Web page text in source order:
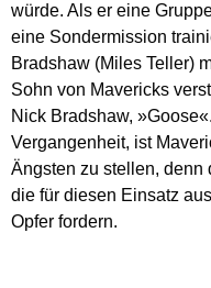
würde. Als er eine
eine Sondermission
Bradshaw (Miles Teller)
Sohn von Mavericks
Nick Bradshaw,
Vergangenheit, ist
Ängsten zu stellen,
die für diesen Einsatz
Opfer fordern.